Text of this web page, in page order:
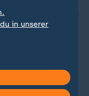
in unserer